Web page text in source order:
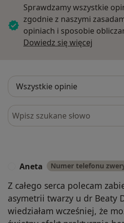
Sprawdzamy wszystkie
zgodnie z naszymi
opiniach i sposobie
Dowiedz się więcej
Szukaj w opiniach
Aneta Numer telefonu
Z całego serca polecam
asymetrii twarzy u dr Beaty
wiedziałam wcześniej, że